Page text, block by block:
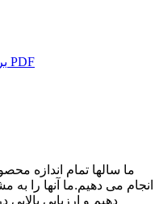
دانلود به صورت PDF
ما سالها تمام اندازه
انجام می دهیم.ما آنها را
دهیم و ارزیابی